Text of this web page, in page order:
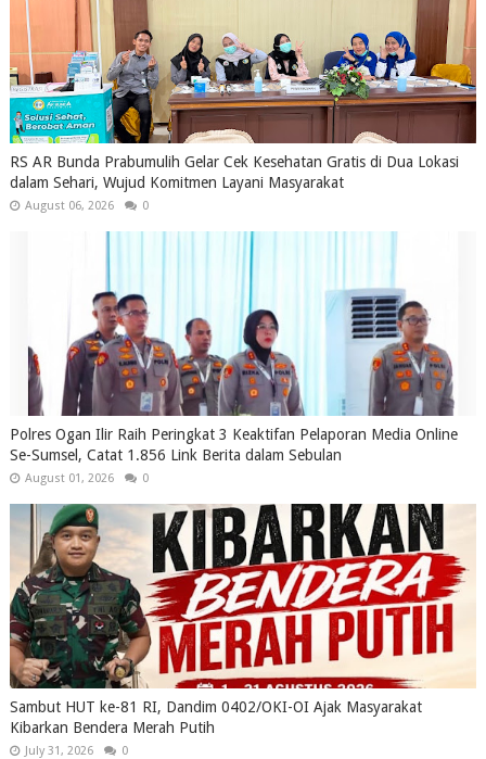
RS AR Bunda Prabumulih Gelar Cek Kesehatan Gratis di Dua Lokasi
dalam Sehari, Wujud Komitmen Layani Masyarakat
August 06, 2026 0
Polres Ogan Ilir Raih Peringkat 3 Keaktifan Pelaporan Media Online
Se-Sumsel, Catat 1.856 Link Berita dalam Sebulan
August 01, 2026 0
Sambut HUT ke-81 RI, Dandim 0402/OKI-OI Ajak Masyarakat
Kibarkan Bendera Merah Putih
July 31, 2026 0